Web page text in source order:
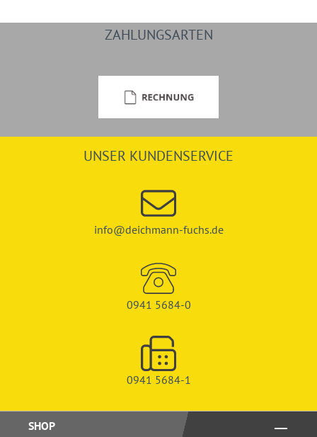
ZAHLUNGSARTEN
UNSER KUNDENSERVICE
info@deichmann-fuchs.de
0941 5684-0
0941 5684-1
SHOP